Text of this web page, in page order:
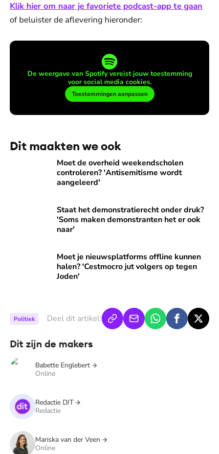
Klik hier om naar je favoriete podcast-app te gaan
of beluister de aflevering hieronder:
De weergave van Spotify vereist jouw toestemming
voor social media cookies.
Toestemmingen aanpassen
Dit maakten we ook
Moet de overheid weekendscholen
controleren? 'Antisemitisme wordt
aangeleerd'
Moet de overheid weekendscholen controleren?
Staat het demonstratierecht onder druk?
'Soms maken demonstranten het er ook
naar'
Staat het demonstratierecht onder druk? 'Soms maken
Moet je nieuwsplatforms offline kunnen
halen? 'Cestmocro jut volgers op tegen
Joden'
Moet je nieuwsplatforms offline kunnen halen?
Politiek Deel dit artikel:
Dit zijn de makers
Babette Englebert
Online
Redactie DIT
Redactie
Mariska van der Veen
Online